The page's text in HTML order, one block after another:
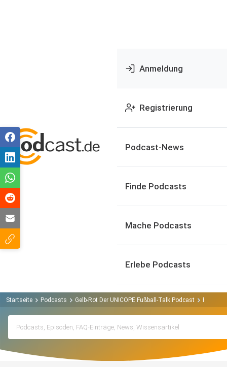
Anmeldung
Registrierung
Podcast-News
Finde Podcasts
Mache Podcasts
Erlebe Podcasts
Startseite Podcasts Gelb-Rot Der UNICOPE Fußball-Talk Podcast F60 |